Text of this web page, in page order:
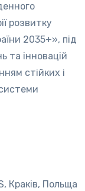
розвитку
2035+», під
та інновацій
стійких і
Краків, Польща